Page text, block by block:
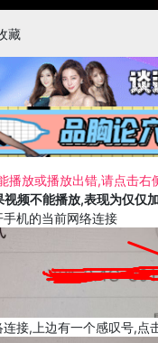
藏
播放或播放出错,请点击右
视频不能播放,表现为仅仅
机的当前网络连接
接,上边有一个感叹号,点